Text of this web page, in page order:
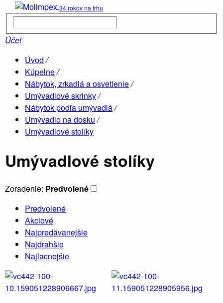
34 rokov na trhu
Účet
Úvod /
Kúpelne/
Nábytok, zrkadlá a osvetlenie/
Umývadlové skrinky/
Nábytok podľa umývadlá/
Umývadlo na dosku /
Umývadlové stolíky
Umývadlové stolíky
Zoradenie: Predvolené
Predvolené
Akciové
Najpredávanejšie
Najdrahšie
Najlacnejšie